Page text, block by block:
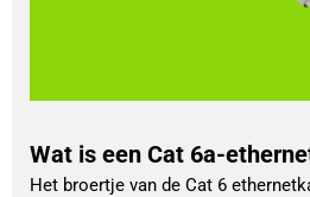
Wat is een Cat 6a-
Het broertje van de Cat 6